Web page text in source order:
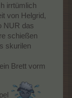
irrtümlich
von Helgrid,
NUR das
schießen
skurilen
Brett vorm